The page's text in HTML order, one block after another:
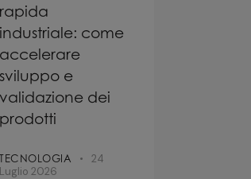
rapida
industriale: come
accelerare
sviluppo e
validazione dei
prodotti
TECNOLOGIA
24
Luglio 2026